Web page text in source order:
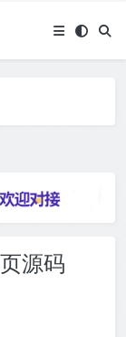
源码